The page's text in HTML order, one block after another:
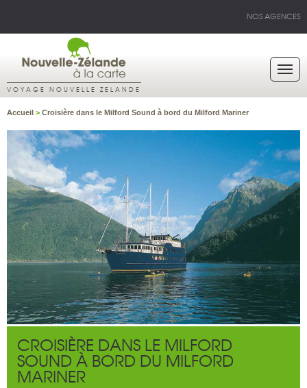
NOS AGENCES
VOYAGE NOUVELLE ZELANDE
Accueil > Croisière dans le Milford Sound à bord du Milford Mariner
CROISIÈRE DANS LE MILFORD
SOUND À BORD DU MILFORD
MARINER